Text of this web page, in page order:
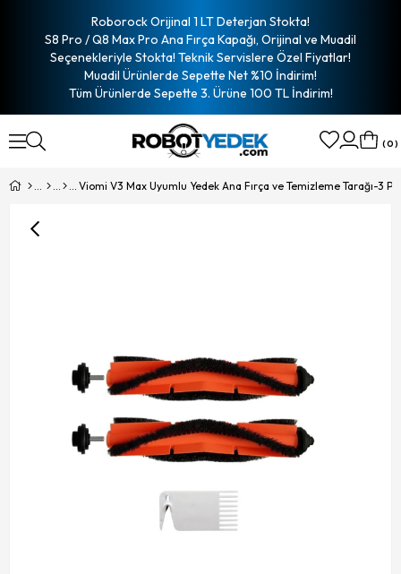
Roborock Orijinal 1 LT Deterjan Stokta!
S8 Pro / Q8 Max Pro Ana Fırça Kapağı, Orijinal ve Muadil
Seçenekleriyle Stokta! Teknik Servislere Özel Fiyatlar!
Muadil Ürünlerde Sepette Net %10 İndirim!
Tüm Ürünlerde Sepette 3. Ürüne 100 TL İndirim!
0
Viomi V3 Max Uyumlu Yedek Ana Fırça ve Temizleme Tarağı-3